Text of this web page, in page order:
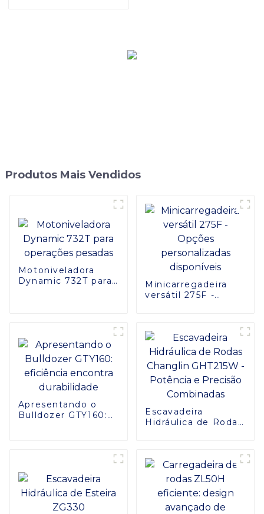
Produtos Mais Vendidos
Motoniveladora
Dynamic 732T para
Minicarregadeira
versátil 275F -
Apresentando o
Bulldozer GTY160:
Escavadeira
Hidráulica de Rodas